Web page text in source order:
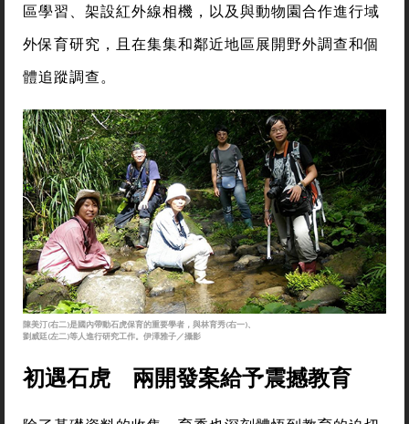
區學習、架設紅外線相機，以及與動物園合作進行域
外保育研究，且在集集和鄰近地區展開野外調查和個
體追蹤調查。
陳美汀(右二)是國內帶動石虎保育的重要學者，與林育秀(右一)、
劉威廷(左二)等人進行研究工作。伊澤雅子／攝影
初遇石虎 兩開發案給予震撼教育